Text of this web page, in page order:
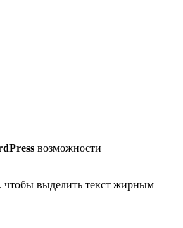
возможности
чтобы выделить текст жирным